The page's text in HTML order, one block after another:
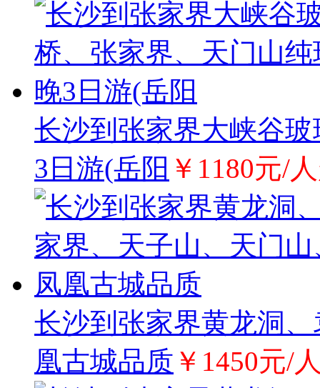
长沙到张家界大峡谷
3日游(岳阳 ￥1180元/
长沙到张家界黄龙洞
凰古城品质 ￥1450元/